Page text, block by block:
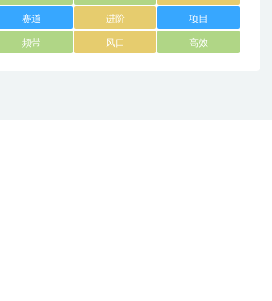
赛道 进阶 项目
频带 风口 高效